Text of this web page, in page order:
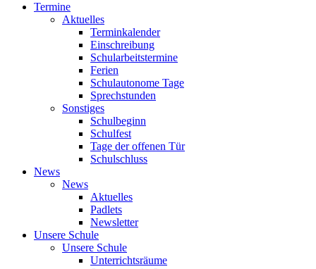
Termine
Aktuelles
Terminkalender
Einschreibung
Schularbeitstermine
Ferien
Schulautonome Tage
Sprechstunden
Sonstiges
Schulbeginn
Schulfest
Tage der offenen Tür
Schulschluss
News
News
Aktuelles
Padlets
Newsletter
Unsere Schule
Unsere Schule
Unterrichtsräume